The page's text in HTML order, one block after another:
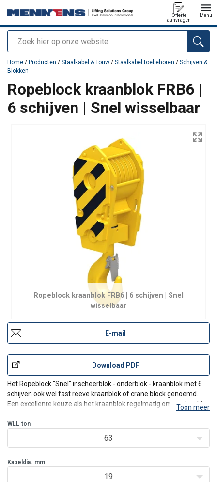
Zoeken
Offerte
aanvragen
Menu
toegevoegd aan uw offerte
Home / Producten / Staalkabel & Touw / Staalkabel toebehoren / Schijven &
Blokken
Ropeblock kraanblok FRB6 |
6 schijven | Snel wisselbaar
Ropeblock kraanblok FRB6 | 6 schijven | Snel
wisselbaar
E-mail
Download PDF
Het Ropeblock "Snel" inscheerblok - onderblok - kraanblok met 6
schijven ook wel fast reeve kraanblok of crane block genoemd.
Een excellente keuze als het kraanblok regelmatig omgewisseld
soorten "land" kranen zoals telescoopkranen, mobiele krane
Toon meer
WLL ton
63
Kabeldia. mm
19